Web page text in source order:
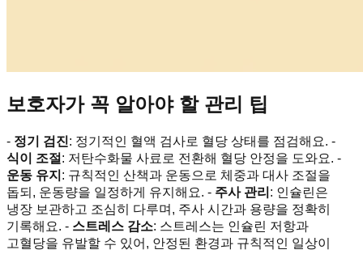
보호자가 꼭 알아야 할 관리 팁
- 정기 검진: 정기적인 혈액 검사로 혈당 상태를 점검해요. -
식이 조절 : 저탄수화물 사료로 전환해 혈당 안정을 도와요. -
운동 유지 : 규칙적인 산책과 운동으로 체중과 대사 조절을
돕되, 운동량을 일정하게 유지해요. - 주사 관리 : 인슐린은
냉장 보관하고 조심히 다루며, 주사 시간과 용량을 정확히
기록해요. - 스트레스 감소: 스트레스는 인슐린 저항과
고혈당을 유발할 수 있어, 안정된 환경과 규칙적인 일상이